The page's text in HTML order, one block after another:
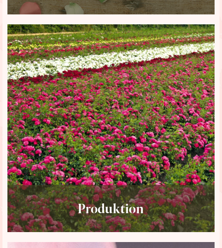
Produktion